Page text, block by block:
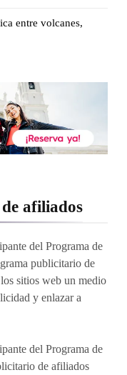
entre volcanes,
afiliados
del Programa de
publicitario de
sitios web un medio
y enlazar a
del Programa de
de afiliados